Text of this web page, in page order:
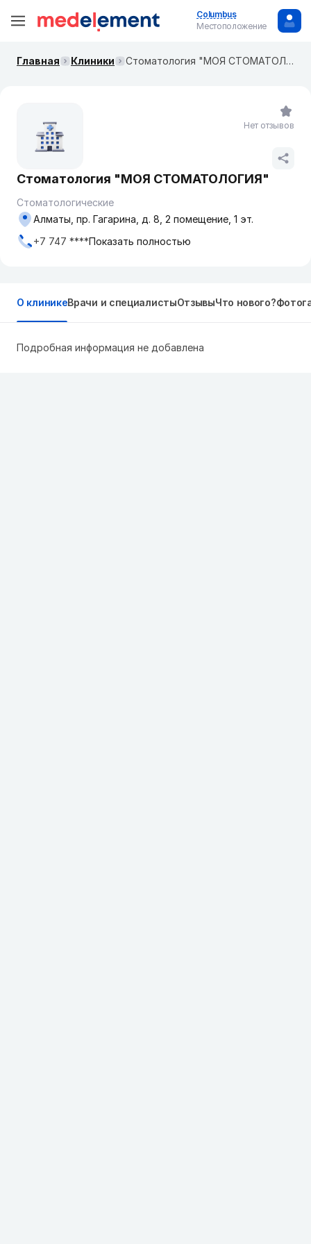
Columbus
Местоположение
Главная Клиники Стоматология "МОЯ СТОМАТОЛОГИЯ"
Стоматология "МОЯ СТОМАТОЛОГИЯ"
Стоматологические
Алматы, пр. Гагарина, д. 8​, 2 помещение, 1 эт.
+7 747 ****Показать полностью
Нет отзывов
О клиникеВрачи и специалистыОтзывыЧто нового?
Подробная информация не добавлена